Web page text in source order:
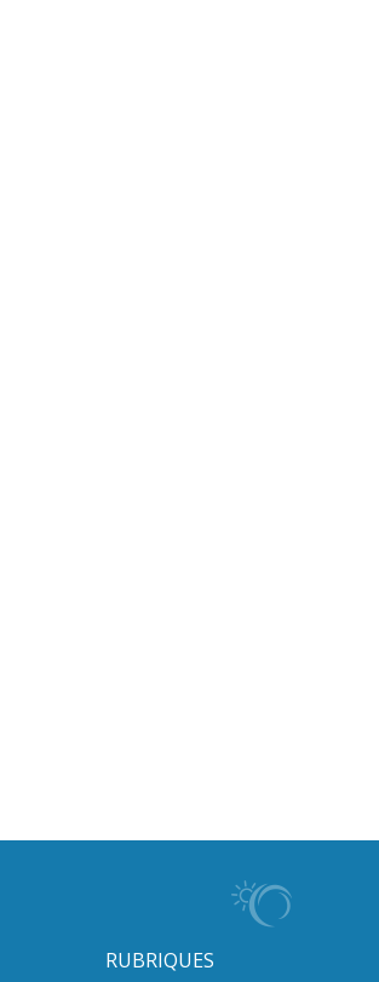
RUBRIQUES